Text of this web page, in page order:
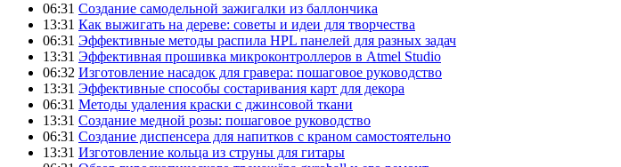
06:31 Создание самодельной зажигалки из баллончика
13:31 Как выжигать на дереве: советы и идеи для творчества
06:31 Эффективные методы распила HPL панелей для разных задач
13:31 Эффективная прошивка микроконтроллеров в Atmel Studio
06:32 Изготовление насадок для гравера: пошаговое руководство
13:31 Эффективные способы состаривания карт для декора
06:31 Методы удаления краски с джинсовой ткани
13:31 Создание медной розы: пошаговое руководство
06:31 Создание диспенсера для напитков с краном самостоятельно
13:31 Изготовление кольца из струны для гитары